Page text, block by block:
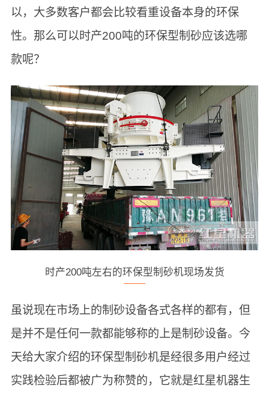
以，大多数客户都会比较看重设备本身的环保
性。那么可以时产200吨的环保型制砂应该选哪
款呢？
时产200吨左右的环保型制砂机现场发货
虽说现在市场上的制砂设备各式各样的都有，但
是并不是任何一款都能够称的上是制砂设备。今
天给大家介绍的环保型制砂机是经很多用户经过
实践检验后都被广为称赞的，它就是红星机器生